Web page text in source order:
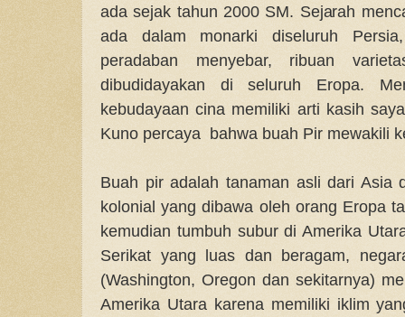
ada sejak tahun 2000 SM. Sejarah
ada dalam monarki diseluruh
peradaban menyebar, ribuan
dibudidayakan di seluruh Eropa.
kebudayaan cina memiliki arti kasih
Kuno percaya bahwa buah Pir mewakili
Buah pir adalah tanaman asli dari Asia
kolonial yang dibawa oleh orang Eropa
kemudian tumbuh subur di Amerika
Serikat yang luas dan beragam,
(Washington, Oregon dan sekitarnya)
Amerika Utara karena memiliki iklim